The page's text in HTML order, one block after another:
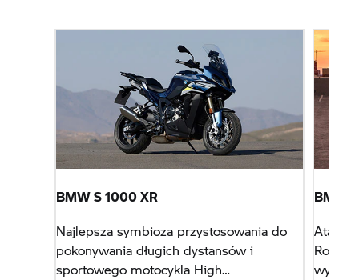
BMWS 1000 XR
Najlepsza symbioza przystosowania do
pokonywania długich dystansów i
sportowego motocykla High
BMW
Atakuj,